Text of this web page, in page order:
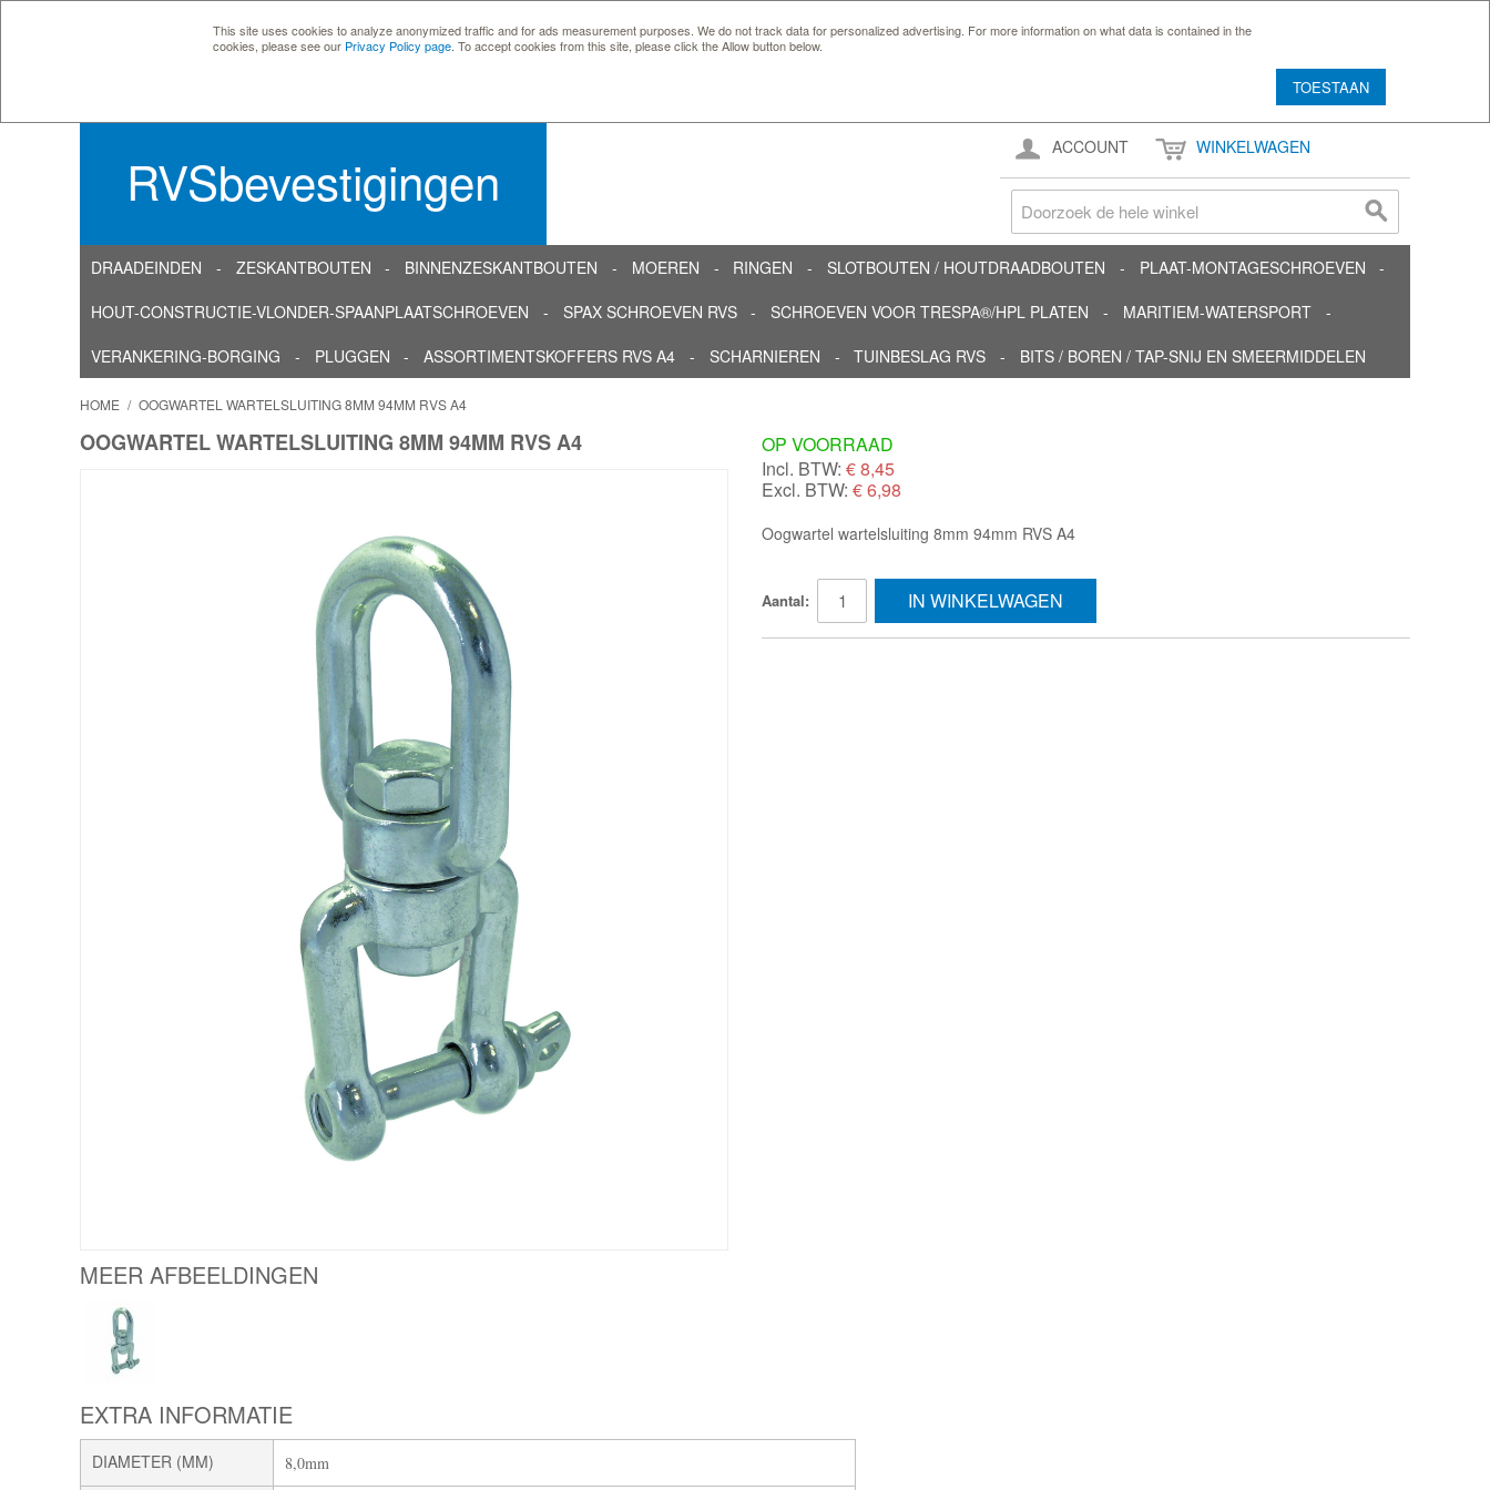
This site uses cookies to analyze anonymized traffic and for ads measurement purposes. We do not track data for personalized advertising. For more information on what data is contained in the
cookies, please see our Privacy Policy page . To accept cookies from this site, please click the Allow button below.
TOESTAAN
RVSbevestigingen
ACCOUNT WINKELWAGEN
DRAADEINDEN ZESKANTBOUTEN BINNENZESKANTBOUTEN MOEREN RINGEN SLOTBOUTEN / HOUTDRAADBOUTEN
PLAAT-MONTAGESCHROEVEN
HOUT-CONSTRUCTIE-VLONDER-SPAANPLAATSCHROEVEN
SPAX SCHROEVEN RVS SCHROEVEN VOOR TRESPA®/HPL PLATEN
MARITIEM-WATERSPORT
VERANKERING-BORGING
PLUGGEN ASSORTIMENTSKOFFERS RVS A4 SCHARNIEREN TUINBESLAG RVS BITS / BOREN / TAP-SNIJ EN SMEERMIDDELEN
HOME / OOGWARTEL WARTELSLUITING 8MM 94MM RVS A4
OOGWARTEL WARTELSLUITING 8MM 94MM RVS A4
MEER AFBEELDINGEN
OP VOORRAAD
Incl. BTW: €8,45
Excl. BTW: € 6,98
Oogwartel wartelsluiting 8mm 94mm RVS A4
Aantal: IN WINKELWAGEN
EXTRA INFORMATIE
DIAMETER (MM) 8,0mm